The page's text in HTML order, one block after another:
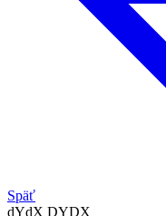
Späť
dYdX DYDX